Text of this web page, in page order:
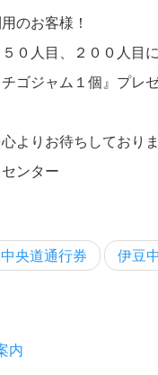
のお客様！
０人目、２００人目
チゴジャム１個』プレ
よりお待ちしておりま
ンター
央道通行券 伊豆
内